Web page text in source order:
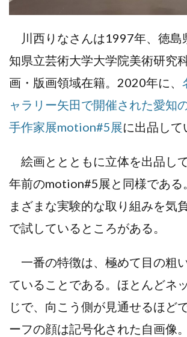
川西りなさんは1997年、徳島
知県立芸術大学大学院美術研究
画・版画領域在籍。2020年に、
ャラリー矢田で開催された愛知
手作家展motion#5展に出品して
絵画ととともに立体を出品し
年前のmotion#5展と同様である
まざまな実験的な取り組みを気
で試しているところがある。
一番の特徴は、極めて目の粗
ていることである。ほとんどネ
じで、向こう側が見通せるほど
ーフの顔は記号化された自画像